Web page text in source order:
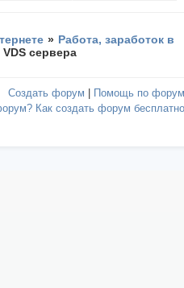
» Работа, заработок в
сервера
Создать форум Помощь по